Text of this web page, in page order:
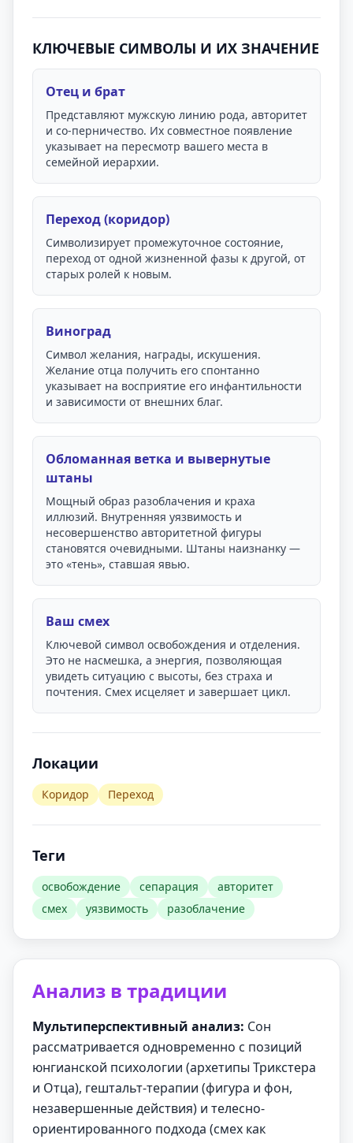
КЛЮЧЕВЫЕ СИМВОЛЫ И ИХ ЗНАЧЕНИЕ
Отец и брат
Представляют мужскую линию рода, авторитет
и со-перничество. Их совместное появление
указывает на пересмотр вашего места в
семейной иерархии.
Переход (коридор)
Символизирует промежуточное состояние,
переход от одной жизненной фазы к другой, от
старых ролей к новым.
Виноград
Символ желания, награды, искушения.
Желание отца получить его спонтанно
указывает на восприятие его инфантильности
и зависимости от внешних благ.
Обломанная ветка и вывернутые
штаны
Мощный образ разоблачения и краха
иллюзий. Внутренняя уязвимость и
несовершенство авторитетной фигуры
становятся очевидными. Штаны наизнанку —
это «тень», ставшая явью.
Ваш смех
Ключевой символ освобождения и отделения.
Это не насмешка, а энергия, позволяющая
увидеть ситуацию с высоты, без страха и
почтения. Смех исцеляет и завершает цикл.
Локации
Коридор Переход
Теги
освобождение сепарация
авторитет
смех
уязвимость разоблачение
Анализ в традиции
Мультиперспективный анализ: Сон
рассматривается одновременно с позиций
юнгианской психологии (архетипы Трикстера
и Отца), гештальт-терапии (фигура и фон,
незавершенные действия) и телесно-
ориентированного подхода (смех как